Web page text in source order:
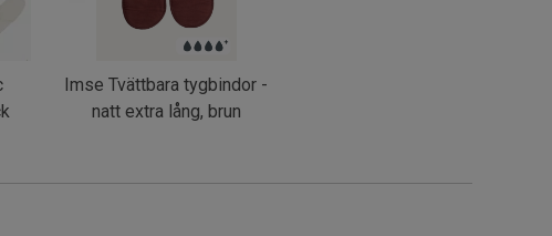
Imse Tvättbara tygbindor -
natt extra lång, brun